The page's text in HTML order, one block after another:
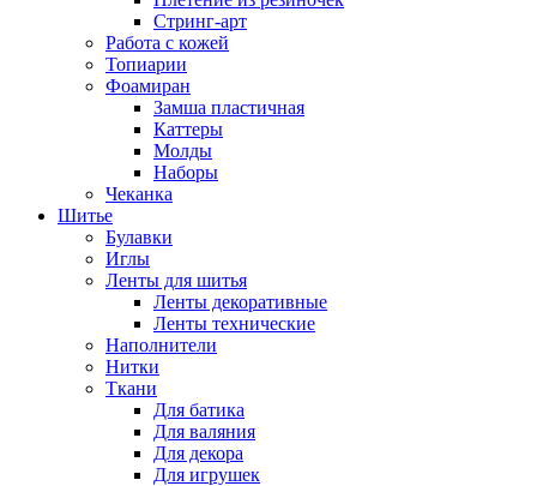
Стринг-арт
Работа с кожей
Топиарии
Фоамиран
Замша пластичная
Каттеры
Молды
Наборы
Чеканка
Шитье
Булавки
Иглы
Ленты для шитья
Ленты декоративные
Ленты технические
Наполнители
Нитки
Ткани
Для батика
Для валяния
Для декора
Для игрушек